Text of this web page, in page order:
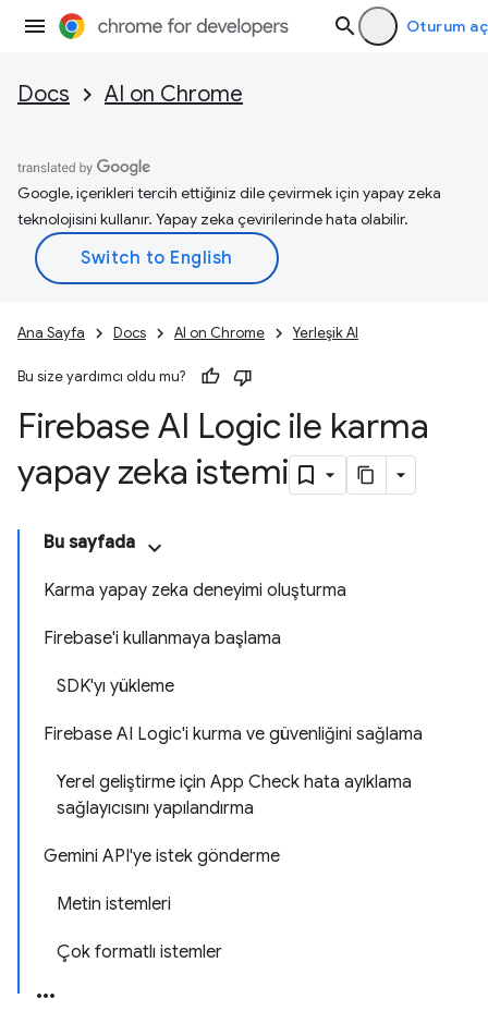
Oturum aç
Docs AI on Chrome
Google, içerikleri tercih ettiğiniz dile çevirmek için yapay zeka
teknolojisini kullanır. Yapay zeka çevirilerinde hata olabilir.
Ana Sayfa Docs AI on Chrome Yerleşik AI
Bu size yardımcı oldu mu?
Firebase AI Logic ile karma
yapay zeka istemi
Bu sayfada
Karma yapay zeka deneyimi oluşturma
Firebase'i kullanmaya başlama
SDK'yı yükleme
Firebase AI Logic'i kurma ve güvenliğini sağlama
Yerel geliştirme için App Check hata ayıklama
sağlayıcısını yapılandırma
Gemini API'ye istek gönderme
Metin istemleri
Çok formatlı istemler